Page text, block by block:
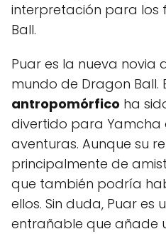
interpretación para los
Ball.
Puar es la nueva novia
mundo de Dragon Ball.
antropomórfico ha
divertido para Yamcha
aventuras. Aunque su
principalmente de
que también podría
ellos. Sin duda, Puar es
entrañable que añade